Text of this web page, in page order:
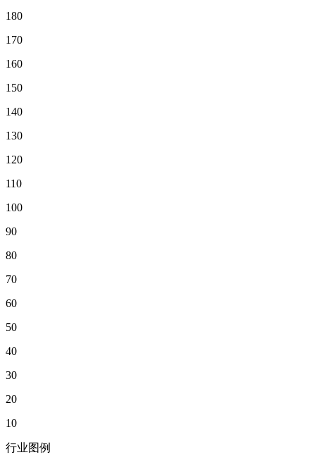
180
170
160
150
140
130
120
110
100
90
80
70
60
50
40
30
20
10
行业图例